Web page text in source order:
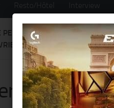
Resto/Hôtel Interview
PERAHIA EXPOSERA DES
Perahia